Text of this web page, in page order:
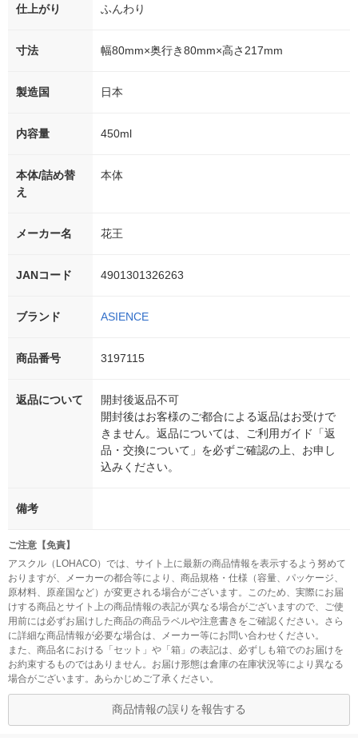
仕上がり ふんわり
寸法 幅80mm×奥行き80mm×高さ217mm
製造国 日本
内容量 450ml
本体/詰め替
え
本体
メーカー名 花王
JANコード 4901301326263
ブランド ASIENCE
商品番号 3197115
返品について
開封後返品不可
開封後はお客様のご都合による返品はお受けで
きません。返品については、ご利用ガイド「返
品・交換について」を必ずご確認の上、お申し
込みください。
備考
ご注意【免責】
アスクル（LOHACO）では、サイト上に最新の商品情報を表示するよう努めて
おりますが、メーカーの都合等により、商品規格・仕様（容量、パッケージ、
原材料、原産国など）が変更される場合がございます。このため、実際にお届
けする商品とサイト上の商品情報の表記が異なる場合がございますので、ご使
用前には必ずお届けした商品の商品ラベルや注意書きをご確認ください。さら
に詳細な商品情報が必要な場合は、メーカー等にお問い合わせください。
また、商品名における「セット」や「箱」の表記は、必ずしも箱でのお届けを
お約束するものではありません。お届け形態は倉庫の在庫状況等により異なる
場合がございます。あらかじめご了承ください。
商品情報の誤りを報告する